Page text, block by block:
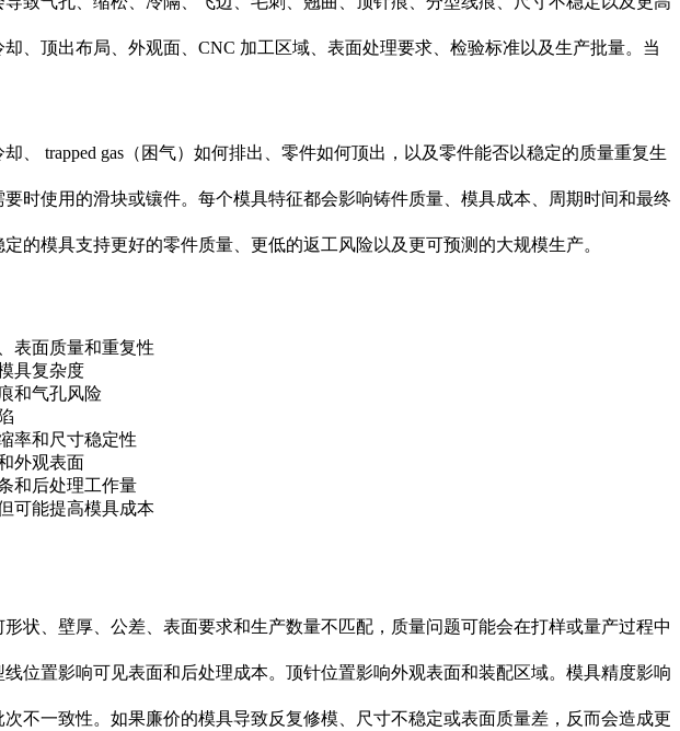
、顶出布局、外观面、CNC 加工区域、表面处理要求、检验标准以及生产批量。当
trapped gas（困气）如何排出、零件如何顶出，以及零件能否以稳定的质量重复生
时使用的滑块或镶件。每个模具特征都会影响铸件质量、模具成本、周期时间和最终
的模具支持更好的零件质量、更低的返工风险以及更可预测的大规模生产。
表面质量和重复性
具复杂度
和气孔风险
率和尺寸稳定性
外观表面
和后处理工作量
可能提高模具成本
状、壁厚、公差、表面要求和生产数量不匹配，质量问题可能会在打样或量产过程中
位置影响可见表面和后处理成本。顶针位置影响外观表面和装配区域。模具精度影响
不一致性。如果廉价的模具导致反复修模、尺寸不稳定或表面质量差，反而会造成更